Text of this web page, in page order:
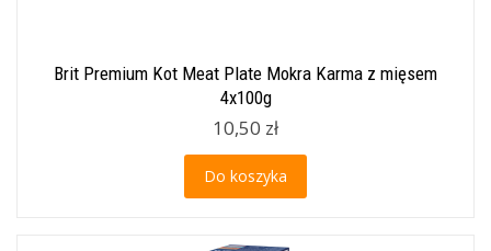
Brit Premium Kot Meat Plate Mokra Karma z mięsem
4x100g
10,50 zł
Do koszyka